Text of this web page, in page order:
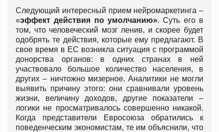
Следующий интересный прием нейромаркетинга –
«эффект действия по умолчанию». Суть его в
том, что человеческий мозг ленив, и скорее будет
одобрять те действия, которые ему предлагают. В
свое время в ЕС возникла ситуация с программой
донорства органов: в одних странах в ней
участвовало большое количество населения, в
других – ничтожно мизерное. Аналитики не могли
выявить причину этого: они сравнивали уровень
жизни, величину доходов, другие показатели –
логики не просматривалось совершенно никакой.
Когда представители Евросоюза обратились к
поведенческим экономистам, те им объяснили, что